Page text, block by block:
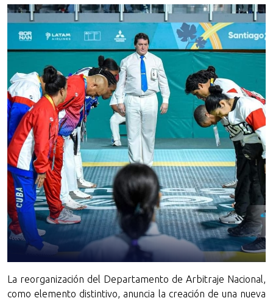
La reorganización del Departamento de Arbitraje Nacional,
como elemento distintivo, anuncia la creación de una nueva